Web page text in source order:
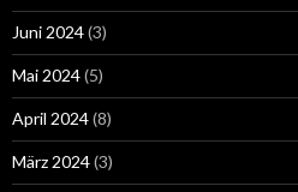
Juni 2024(3)
Mai 2024(5)
April 2024(8)
März 2024(3)